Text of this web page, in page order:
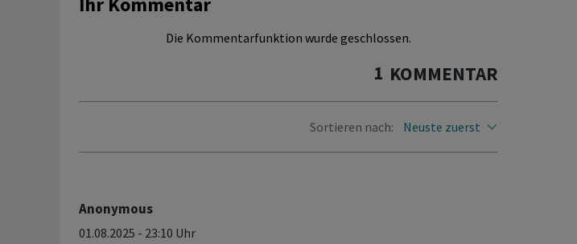
Die Kommentarfunktion wurde geschlossen.
1 KOMMENTAR
Sortieren nach: Neuste zuerst
Anonymous
01.08.2025 - 23:10 Uhr